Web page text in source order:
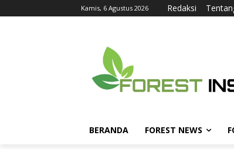
Kamis, 6 Agustus 2026 Redaksi
BERANDA FOREST NEWS